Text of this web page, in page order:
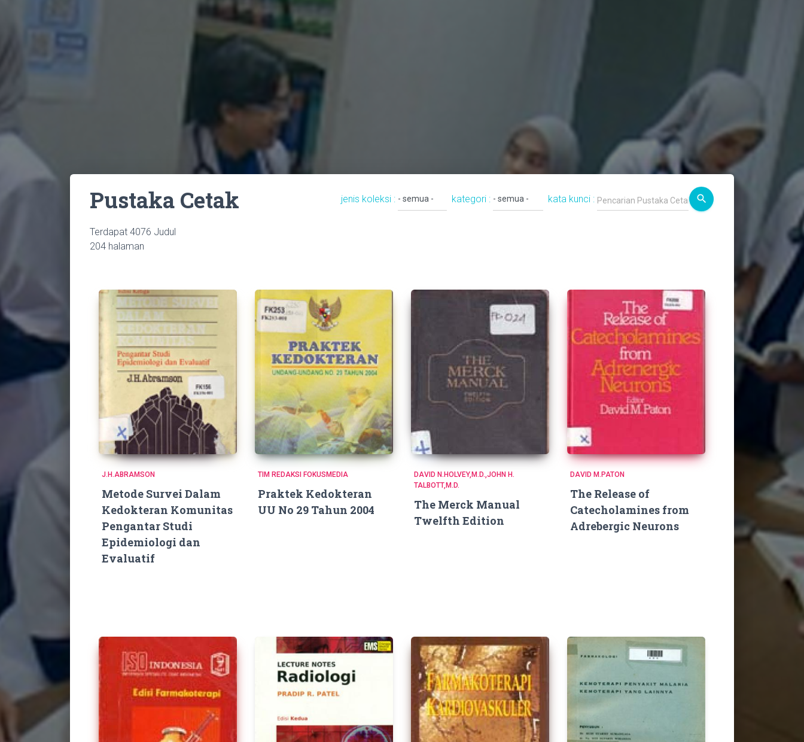
Home
Pustaka Cetak jenis koleksi : kategori : kata kunci : search
Terdapat 4076 Judul
204 halaman
J.H.ABRAMSON
Metode Survei Dalam
Kedokteran Komunitas
Pengantar Studi
Epidemiologi dan
Evaluatif
TIM REDAKSI FOKUSMEDIA
Praktek Kedokteran
UU No 29 Tahun 2004
DAVID N.HOLVEY,M.D.,JOHN H.
TALBOTT,M.D.
The Merck Manual
Twelfth Edition
DAVID M.PATON
The Release of
Catecholamines from
Adrebergic Neurons